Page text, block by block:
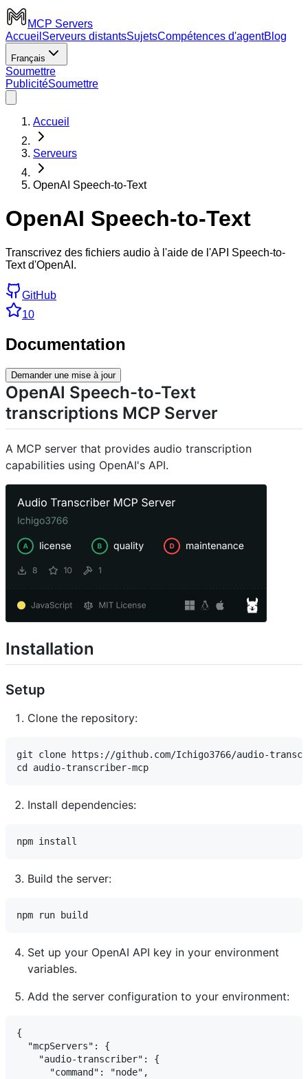
MCP Servers
Accueil Serveurs distantsSujetsCompétences d'agentBlog
Français
Soumettre
PublicitéSoumettre
Accueil
Serveurs
OpenAI Speech-to-Text
OpenAI Speech-to-Text
Transcrivez des fichiers audio à l'aide de l'API Speech-to-
Text d'OpenAI.
GitHub
10
Documentation
Demander une mise à jour
OpenAI Speech-to-Text
transcriptions MCP Server
A MCP server that provides audio transcription
capabilities using OpenAI's API.
Installation
Setup
Clone the repository:
git clone https://github.com/Ichigo3766/audio-
Install dependencies:
Build the server:
Set up your OpenAI API key in your environment
variables.
Add the server configuration to your environment:
{
  "mcpServers": {
    "audio-transcriber": {
      "command": "node",